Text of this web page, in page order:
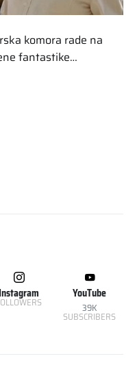
komora rade na
fantastike…
YouTube
39K
SUBSCRIBERS